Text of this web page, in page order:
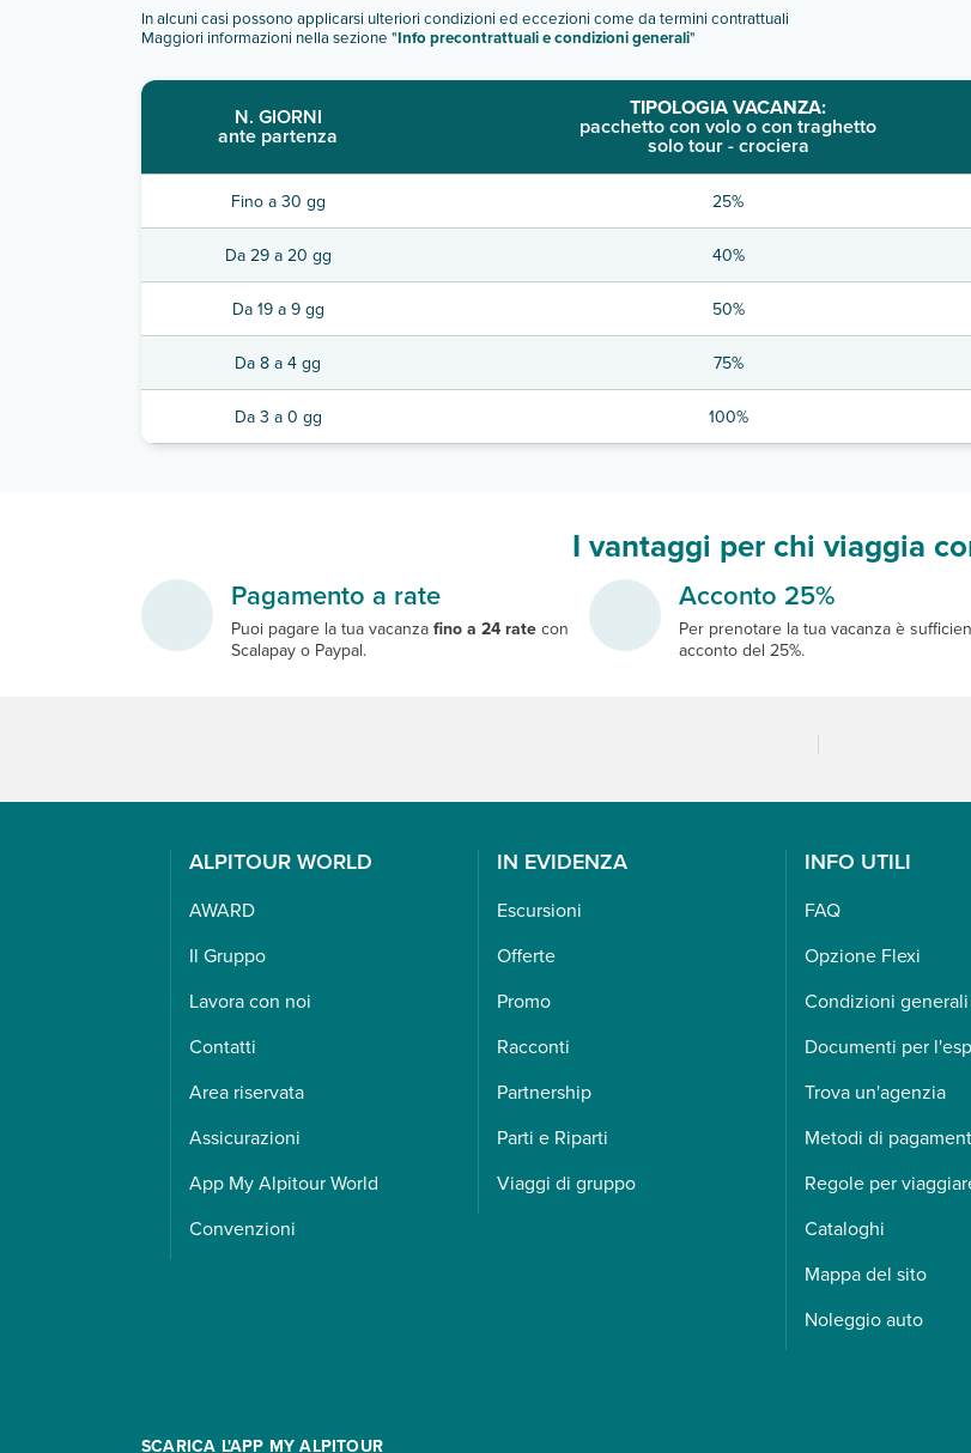
In alcuni casi possono applicarsi ulteriori condizioni ed eccezioni come da termini contrattuali
Maggiori informazioni nella sezione "Info precontrattuali e condizioni generali"
N. GIORNI
ante partenza
TIPOLOGIA VACANZA:
pacchetto con volo o con traghetto
solo tour - crociera
Fino a 30 gg 25%
Da 29 a 20 gg 40%
Da 19 a 9 gg 50%
Da 8 a 4 gg 75%
Da 3 a 0 gg 100%
I vantaggi per chi viaggia
Pagamento a rate
Puoi pagare la tua vacanza fino a 24 rate con
Scalapay o Paypal.
Acconto 25%
Per prenotare la tua vacanza è
acconto del 25%.
ALPITOUR WORLD
AWARD
Il Gruppo
Lavora con noi
Contatti
Area riservata
Assicurazioni
App My Alpitour World
Convenzioni
IN EVIDENZA
Escursioni
Offerte
Promo
Racconti
Partnership
Parti e Riparti
Viaggi di gruppo
INFO UTILI
FAQ
Opzione Flexi
Condizioni
Documenti per
Trova un'agenzia
Metodi di
Regole per
Cataloghi
Mappa del sito
Noleggio auto
SCARICA L'APP MY ALPITOUR